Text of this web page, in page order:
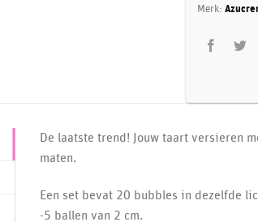
for
product
Merk:
De laatste trend! Jouw taart versieren
maten.
Een set bevat 20 bubbles in dezelfde
-5 ballen van 2 cm.